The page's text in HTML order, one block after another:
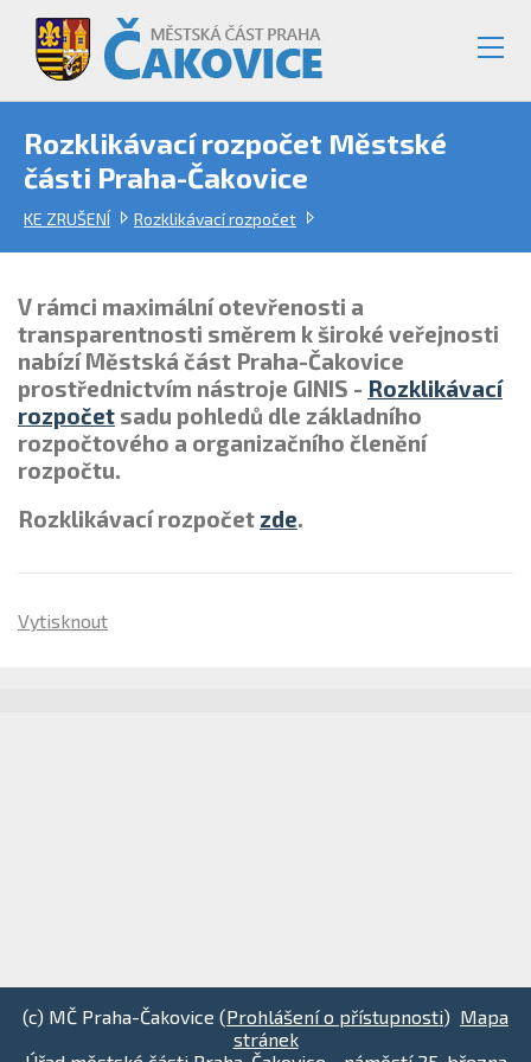
Rozklikávací rozpočet Městské
části Praha-Čakovice
KE ZRUŠENÍ Rozklikávací rozpočet
V rámci maximální otevřenosti a
transparentnosti směrem k široké veřejnosti
nabízí Městská část Praha-Čakovice
prostřednictvím nástroje GINIS - Rozklikávací
rozpočet sadu pohledů dle základního
rozpočtového a organizačního členění
rozpočtu.
Rozklikávací rozpočet zde.
Vytisknout
(c) MČ Praha-Čakovice (Prohlášení o přístupnosti) Mapa
stránek